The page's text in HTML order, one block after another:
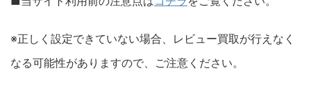
※正しく設定できていない場合、レビュー買取が行えなく
なる可能性がありますので、ご注意ください。